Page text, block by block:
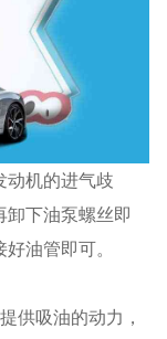
动机的进气歧
卸下油泵螺丝即
油管即可。
供吸油的动力，